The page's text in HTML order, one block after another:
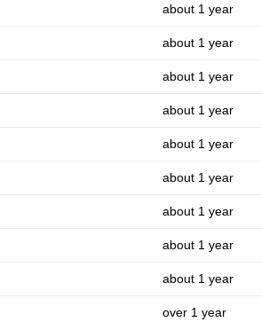
about 1 year
about 1 year
about 1 year
about 1 year
about 1 year
about 1 year
about 1 year
about 1 year
about 1 year
over 1 year